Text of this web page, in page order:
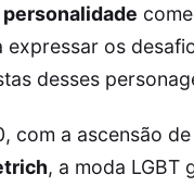
expressar os
desses
com a ascensão
, a moda LGBT